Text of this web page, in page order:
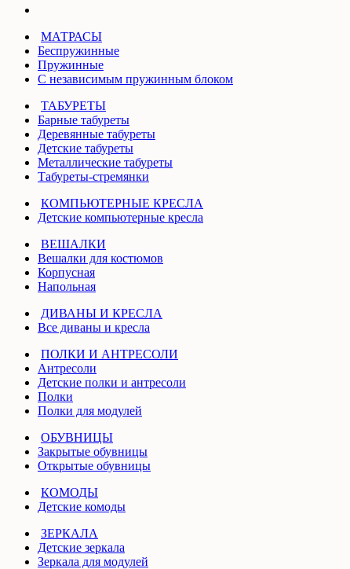
МАТРАСЫ
Беспружинные
Пружинные
С независимым пружинным блоком
ТАБУРЕТЫ
Барные табуреты
Деревянные табуреты
Детские табуреты
Металлические табуреты
Табуреты-стремянки
КОМПЬЮТЕРНЫЕ КРЕСЛА
Детские компьютерные кресла
ВЕШАЛКИ
Вешалки для костюмов
Корпусная
Напольная
ДИВАНЫ И КРЕСЛА
Все диваны и кресла
ПОЛКИ И АНТРЕСОЛИ
Антресоли
Детские полки и антресоли
Полки
Полки для модулей
ОБУВНИЦЫ
Закрытые обувницы
Открытые обувницы
КОМОДЫ
Детские комоды
ЗЕРКАЛА
Детские зеркала
Зеркала для модулей